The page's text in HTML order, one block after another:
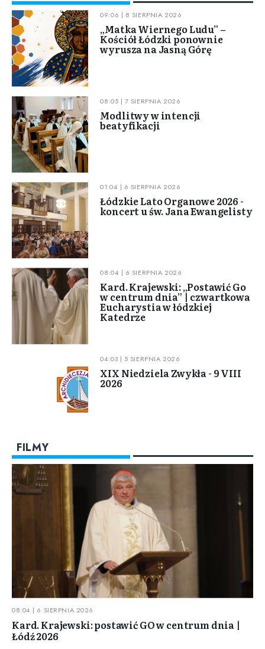
09:06 | 8 SIERPNIA 2026
„Matka Wiernego Ludu” –
Kościół Łódzki ponownie
wyrusza na Jasną Górę
08:05 | 7 SIERPNIA 2026
Modlitwy w intencji
beatyfikacji
01:04 | 6 SIERPNIA 2026
Łódzkie Lato Organowe 2026 -
koncert u św. Jana Ewangelisty
08:04 | 6 SIERPNIA 2026
Kard. Krajewski: „Postawić Go
w centrum dnia” | czwartkowa
Eucharystia w łódzkiej
Katedrze
04:03 | 5 SIERPNIA 2026
XIX Niedziela Zwykła - 9 VIII
2026
FILMY
08:04 | 6 SIERPNIA 2026
Kard. Krajewski: postawić GO w centrum dnia |
Łódź 2026